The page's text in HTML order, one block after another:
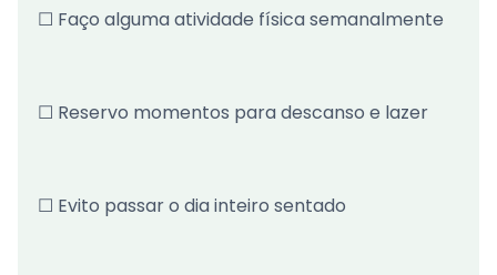
☐ Faço alguma atividade física semanalmente
☐ Reservo momentos para descanso e lazer
☐ Evito passar o dia inteiro sentado